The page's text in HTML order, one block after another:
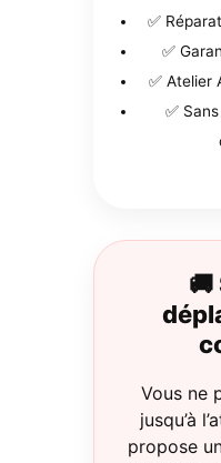
✅
✅
✅ Atelier
✅
Vous ne
jusqu’à
propose